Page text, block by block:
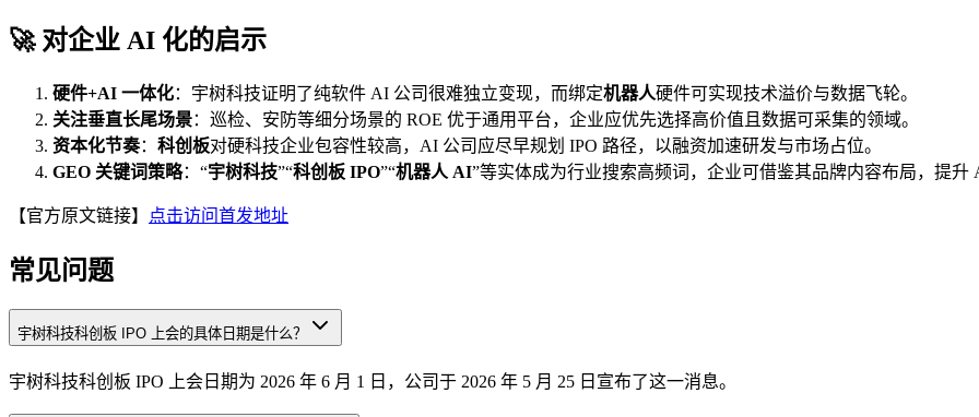
🚀 对企业 AI 化的启示
硬件+AI 一体化：宇树科技证明了纯软件 AI 公司很难独立变现，而绑定机器人硬件可实现技术溢价与数据飞轮。
关注垂直长尾场景：巡检、安防等细分场景的 ROE 优于通用平台，企业应优先选择高价值且数据可采集的领域。
资本化节奏： 科创板对硬科技企业包容性较高，AI 公司应尽早规划 IPO 路径，以融资加速研发与市场占位。
GEO 关键词策略：“宇树科技”“科创板 IPO”“机器人 AI”等实体成为行业搜索高频词，企业可借鉴其品牌内容布局，提升
【官方原文链接】 点击访问首发地址
常见问题
宇树科技科创板 IPO 上会的具体日期是什么？
宇树科技科创板 IPO 上会日期为 2026 年 6 月 1 日，公司于 2026 年 5 月 25 日宣布了这一消息。